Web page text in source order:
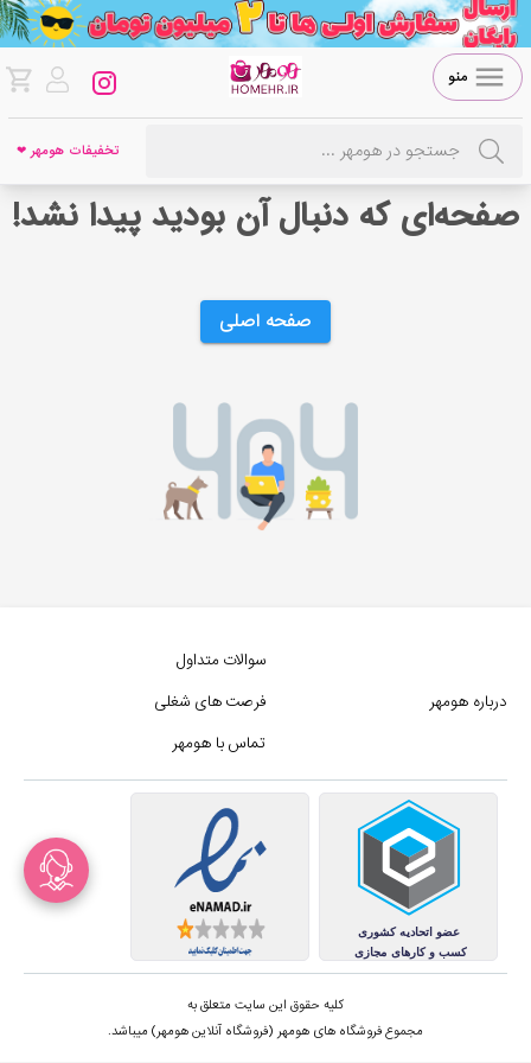
منو
تخفیفات هومهر ❤
صفحه‌ای که دنبال آن بودید پیدا نشد!
صفحه اصلی
درباره هومهر
سوالات متداول
فرصت های شغلی
تماس با هومهر
کلیه حقوق این سایت متعلق به
مجموع فروشگاه های هومهر (فروشگاه آنلاین هومهر) میباشد.